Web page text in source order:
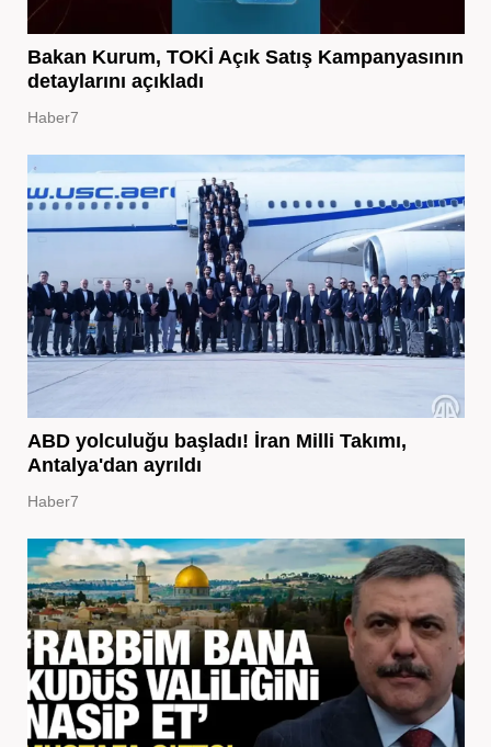
Bakan Kurum, TOKİ Açık Satış Kampanyasının
detaylarını açıkladı
Haber7
ABD yolculuğu başladı! İran Milli Takımı,
Antalya'dan ayrıldı
Haber7